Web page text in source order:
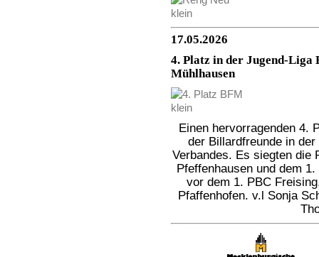
17.05.2026
4. Platz in der Jugend-
Mühlhausen
Einen hervorragenden 4.
der Billardfreunde in
Verbandes. Es siegten die
Pfeffenhausen und dem
vor dem 1. PBC
Pfaffenhofen. v.l Sonja